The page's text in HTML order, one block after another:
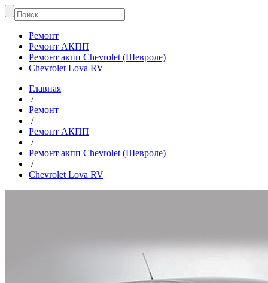
Ремонт
Ремонт АКПП
Ремонт акпп Chevrolet (Шевроле)
Chevrolet Lova RV
Главная
/
Ремонт
/
Ремонт АКПП
/
Ремонт акпп Chevrolet (Шевроле)
/
Chevrolet Lova RV